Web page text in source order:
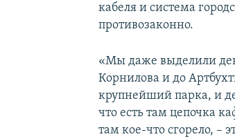
кабеля и система
противозаконно.
«Мы даже выделили
Корнилова и до
крупнейший парка, и
что есть там цепочка
там кое-что сгорело, –